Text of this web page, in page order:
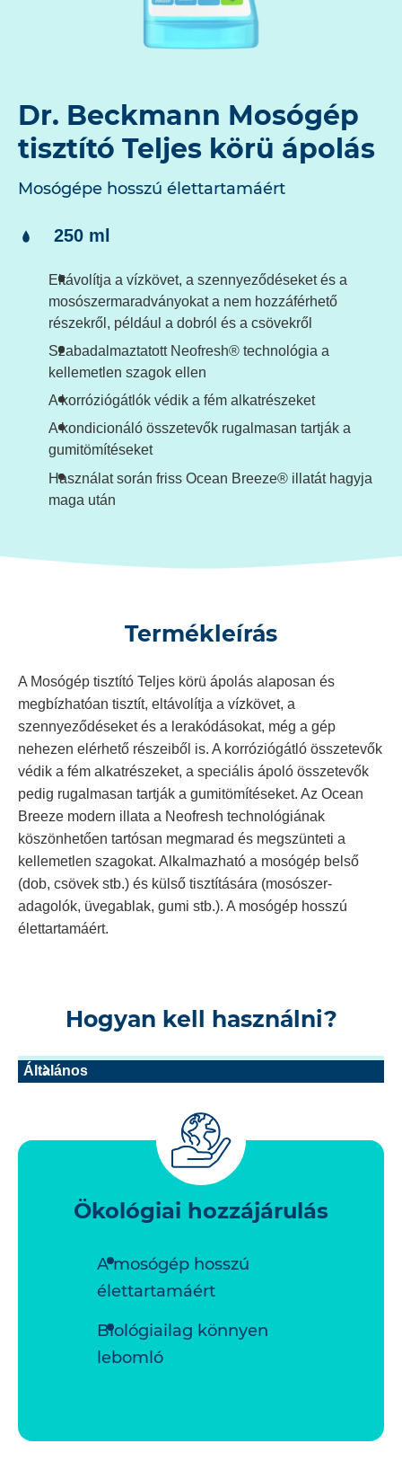
Dr. Beckmann Mosógép
tisztító Teljes körü ápolás
Mosógépe hosszú élettartamáért
Tartalom:
250 ml
Eltávolítja a vízkövet, a szennyeződéseket és a
mosószermaradványokat a nem hozzáférhető
részekről, például a dobról és a csövekről
Szabadalmaztatott Neofresh® technológia a
kellemetlen szagok ellen
A korróziógátlók védik a fém alkatrészeket
A kondicionáló összetevők rugalmasan tartják a
gumitömítéseket
Használat során friss Ocean Breeze® illatát hagyja
maga után
Termékleírás
A Mosógép tisztító Teljes körü ápolás alaposan és
megbízhatóan tisztít, eltávolítja a vízkövet, a
szennyeződéseket és a lerakódásokat, még a gép
nehezen elérhető részeiből is. A korróziógátló összetevők
védik a fém alkatrészeket, a speciális ápoló összetevők
pedig rugalmasan tartják a gumitömítéseket. Az Ocean
Breeze modern illata a Neofresh technológiának
köszönhetően tartósan megmarad és megszünteti a
kellemetlen szagokat. Alkalmazható a mosógép belső
(dob, csövek stb.) és külső tisztítására (mosószer-
adagolók, üvegablak, gumi stb.). A mosógép hosszú
élettartamáért.
Hogyan kell használni?
Általános
Ökológiai hozzájárulás
A mosógép hosszú
élettartamáért
Biológiailag könnyen
lebomló